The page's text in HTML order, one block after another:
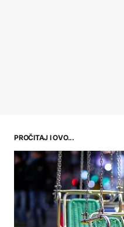
PROČITAJ I OVO...